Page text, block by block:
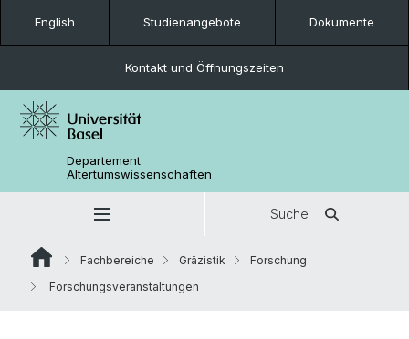
English Studienangebote Dokumente
Kontakt und Öffnungszeiten
Departement
Altertumswissenschaften
Suche
Fachbereiche Gräzistik
Forschung
Forschungsveranstaltungen